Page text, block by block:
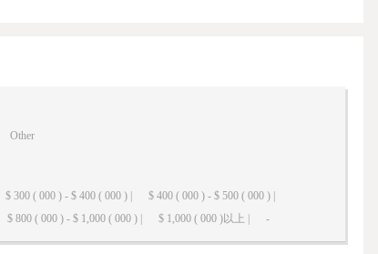
Other
$ 300 ( 000 ) - $ 400 ( 000 ) |
$ 400 ( 000 ) - $ 500 ( 000 ) |
$ 800 ( 000 ) - $ 1,000 ( 000 ) | $ 1,000 ( 000 )以上 | -